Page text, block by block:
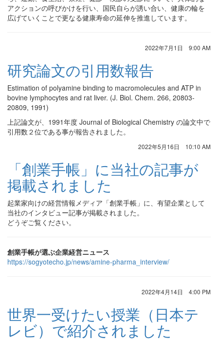
アクションの呼びかけを行い、国民自らが誘い合い、健康の輪を
広げていくことで更なる健康寿命の延伸を推進しています。
2022年7月1日 9:00 AM
研究論文の引用数報告
Estimation of polyamine binding to macromolecules and ATP in
bovine lymphocytes and rat liver. (J. Biol. Chem. 266, 20803-
20809, 1991)
上記論文が、1991年度 Journal of Biological Chemistry の論文中で
引用数２位である事が報告されました。
2022年5月16日 10:10 AM
「創業手帳」に当社の記事が
掲載されました
起業家向けの経営情報メディア「創業手帳」に、有望企業として
当社のインタビュー記事が掲載されました。
どうぞご覧ください。
創業手帳が選ぶ企業経営ニュース
https://sogyotecho.jp/news/amine-pharma_interview/
2022年4月14日 4:00 PM
世界一受けたい授業（日本テ
レビ）で紹介されました